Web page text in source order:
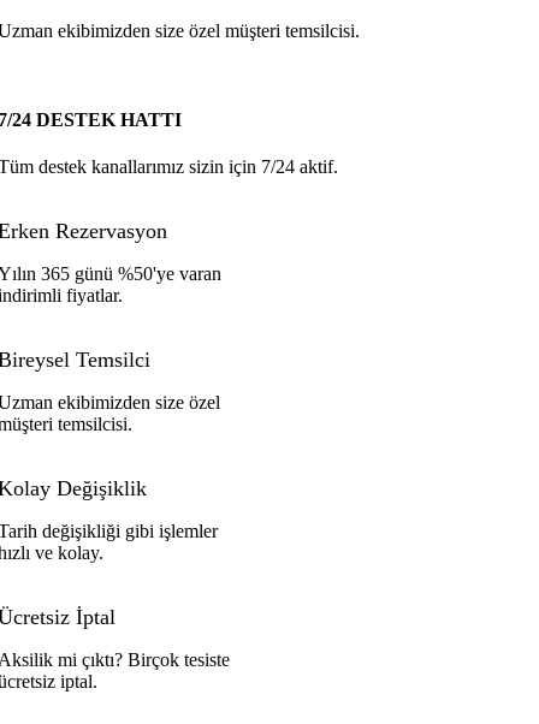
ekibimizden size özel müşteri temsilcisi.
24 DESTEK HATTI
destek kanallarımız sizin için 7/24 aktif.
Rezervasyon
365 günü %50'ye varan
fiyatlar.
Temsilci
ekibimizden size özel
temsilcisi.
Değişiklik
değişikliği gibi işlemler
ve kolay.
İptal
mi çıktı? Birçok tesiste
iptal.